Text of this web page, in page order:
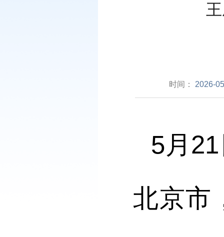
时间： 2026-
5月
北京市